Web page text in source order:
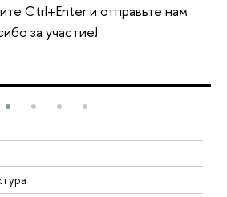
Ctrl+Enter и отправьте нам
за участие!